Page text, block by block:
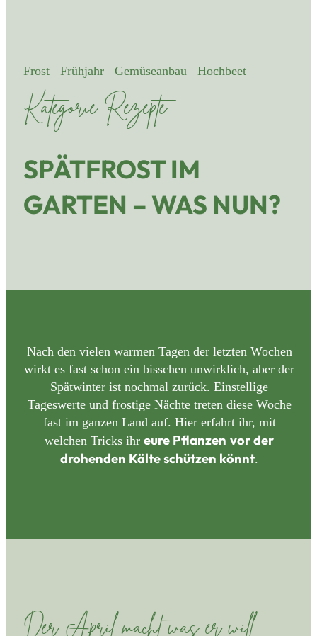
Frost Frühjahr Gemüseanbau Hochbeet
Kategorie Rezepte
SPÄTFROST IM
GARTEN – WAS NUN?
Nach den vielen warmen Tagen der letzten Wochen
wirkt es fast schon ein bisschen unwirklich, aber der
Spätwinter ist nochmal zurück. Einstellige
Tageswerte und frostige Nächte treten diese Woche
fast im ganzen Land auf. Hier erfahrt ihr, mit
welchen Tricks ihr eure Pflanzen vor der
drohenden Kälte schützen könnt.